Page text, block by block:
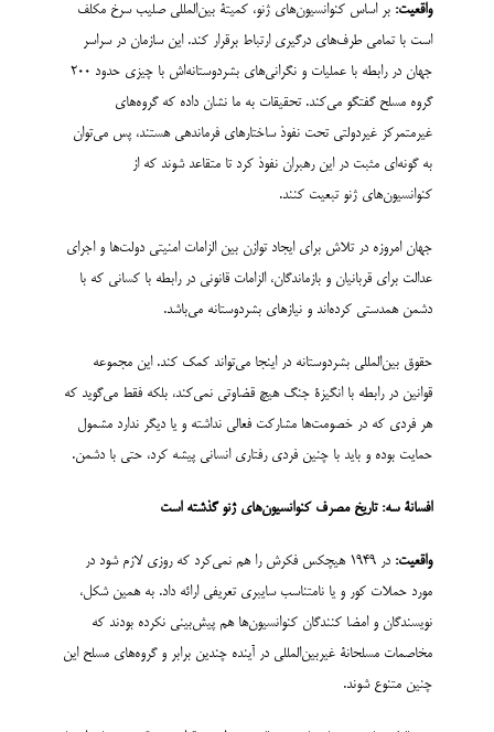
واقعیت: بر اساس کنوانسیون‌های ژنو، کمیتۀ بین‌المللی صلیب سرخ مکلف
است با تمامی طرف‌های درگیری ارتباط برقرار کند. این سازمان در سراسر
جهان در رابطه با عملیات و نگرانی‌های بشردوستانه‌اش با چیزی حدود 200
گروه مسلح گفتگو می‌کند. تحقیقات به ما نشان داده که گروه‌های
غیرمتمرکز غیردولتی تحت نفوذ ساختارهای فرماندهی هستند، پس می‌توان
به گونه‌ای مثبت در این رهبران نفوذ کرد تا متقاعد شوند که از
کنوانسیون‌های ژنو تبعیت کنند.
جهان امروزه در تلاش برای ایجاد توازن بین الزامات امنیتی دولت‌ها و اجرای
عدالت برای قربانیان و بازماندگان، الزامات قانونی در رابطه با کسانی که با
دشمن همدستی کرده‌اند و نیازهای بشردوستانه می‌باشد.
حقوق بین‌المللی بشردوستانه در اینجا می‌تواند کمک کند. این مجموعه
قوانین در رابطه با انگیزۀ جنگ هیچ قضاوتی نمی‌کند، بلکه فقط می‌گوید که
هر فردی که در خصومت‌ها مشارکت فعالی نداشته و یا دیگر ندارد مشمول
حمایت بوده و باید با چنین فردی رفتاری انسانی پیشه کرد، حتی با دشمن.
افسانۀ سه: تاریخ مصرف کنوانسیون‌های ژنو گذشته است
واقعیت:
در 1949 هیچکس فکرش را هم نمی‌کرد که روزی لازم شود در
مورد حملات کور و یا نامتناسب سایبری تعریفی ارائه داد. به همین شکل،
نویسندگان و امضا کنندگان کنوانسیون‌ها هم پیش‌بینی نکرده بودند که
مخاصمات مسلحانۀ غیربین‌المللی در آینده چندین برابر و گروه‌های مسلح این
چنین متنوع شوند.